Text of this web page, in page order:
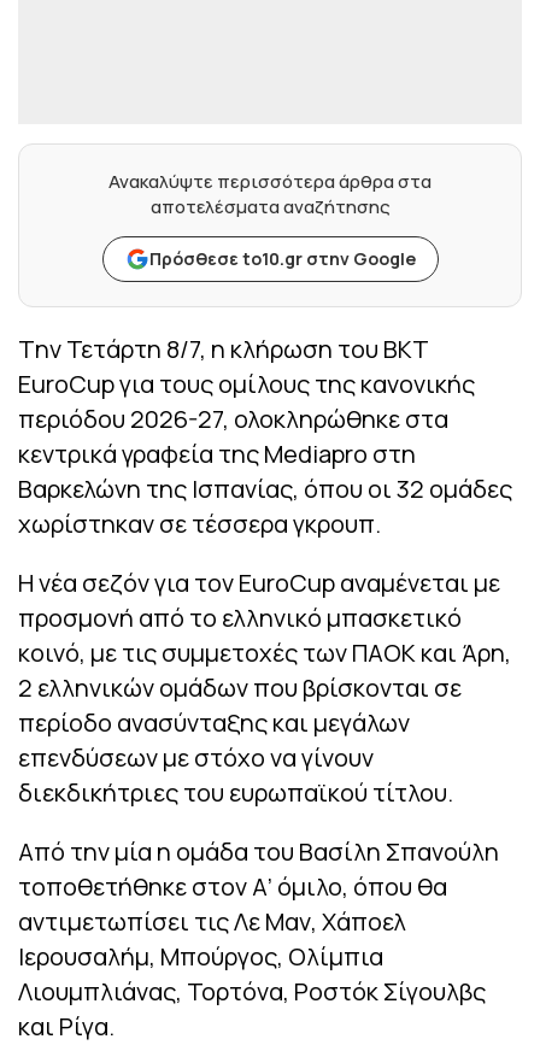
Ανακαλύψτε περισσότερα άρθρα στα
αποτελέσματα αναζήτησης
Πρόσθεσε to10.gr στην Google
Tην Τετάρτη 8/7, η κλήρωση του BKT
EuroCup για τους ομίλους της κανονικής
περιόδου 2026-27, ολοκληρώθηκε στα
κεντρικά γραφεία της Mediapro στη
Βαρκελώνη της Ισπανίας, όπου οι 32 ομάδες
χωρίστηκαν σε τέσσερα γκρουπ.
Η νέα σεζόν για τον EuroCup αναμένεται με
προσμονή από το ελληνικό μπασκετικό
κοινό, με τις συμμετοχές των ΠΑΟΚ και Άρη,
2 ελληνικών ομάδων που βρίσκονται σε
περίοδο ανασύνταξης και μεγάλων
επενδύσεων με στόχο να γίνουν
διεκδικήτριες του ευρωπαϊκού τίτλου.
Από την μία η ομάδα του Βασίλη Σπανούλη
τοποθετήθηκε στον Α’ όμιλο, όπου θα
αντιμετωπίσει τις Λε Μαν, Χάποελ
Ιερουσαλήμ, Μπούργος, Ολίμπια
Λιουμπλιάνας, Τορτόνα, Ροστόκ Σίγουλβς
και Ρίγα.